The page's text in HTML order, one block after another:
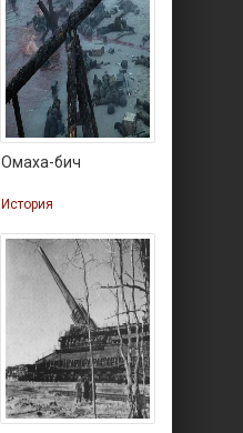
Омаха-бич
История